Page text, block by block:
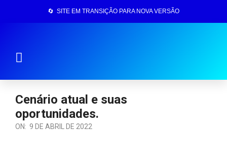
🔄 SITE EM TRANSIÇÃO PARA NOVA VERSÃO
Cenário atual e suas
oportunidades.
ON: 9 DE ABRIL DE 2022